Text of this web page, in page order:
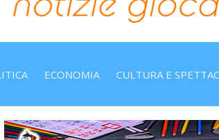
ECONOMIA CULTURA E